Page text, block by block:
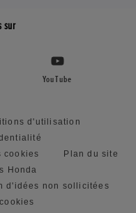
sur
YouTube
d'utilisation
cookies
Plan du site
Honda
d'idées non sollicitées